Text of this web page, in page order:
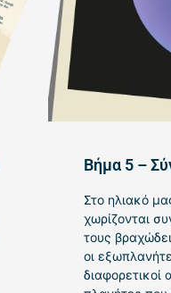
Βήμα 5 –
Στο ηλιακό
χωρίζονται
τους
οι
διαφορετικοί